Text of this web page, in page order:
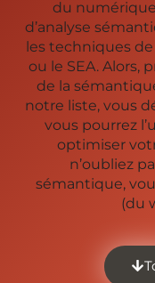
du
d’analyse
les techniques
ou le SEA. Alors,
de la
notre liste, vous
vous pourrez
optimiser
n’oubliez
sémantique,
(du